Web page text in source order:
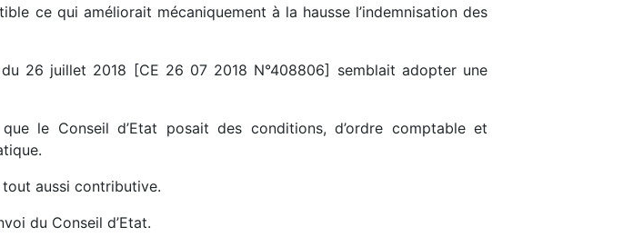
ce qui améliorait mécaniquement à la hausse l’indemnisation des
26 juillet 2018 [CE 26 07 2018 N°408806] semblait adopter une
le Conseil d’Etat posait des conditions, d’ordre comptable et
aussi contributive.
du Conseil d’Etat.